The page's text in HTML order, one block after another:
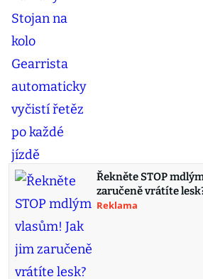
Řekněte STOP
zaručeně vrátíte
Reklama